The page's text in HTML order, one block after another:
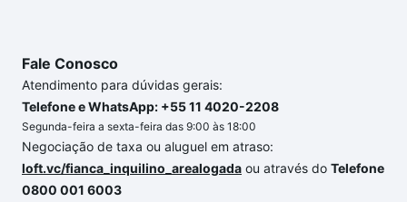
Fale Conosco
Atendimento para dúvidas gerais:
Telefone e WhatsApp: +55 11 4020-2208
Segunda-feira a sexta-feira das 9:00 às 18:00
Negociação de taxa ou aluguel em atraso:
loft.vc/fianca_inquilino_arealogada ou através do Telefone
0800 001 6003